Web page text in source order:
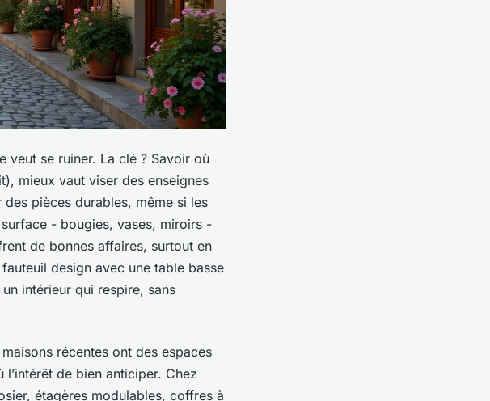
veut se ruiner. La clé ? Savoir où
mieux vaut viser des enseignes
des pièces durables, même si les
- bougies, vases, miroirs -
de bonnes affaires, surtout en
design avec une table basse
intérieur qui respire, sans
récentes ont des espaces
de bien anticiper. Chez
étagères modulables, coffres à